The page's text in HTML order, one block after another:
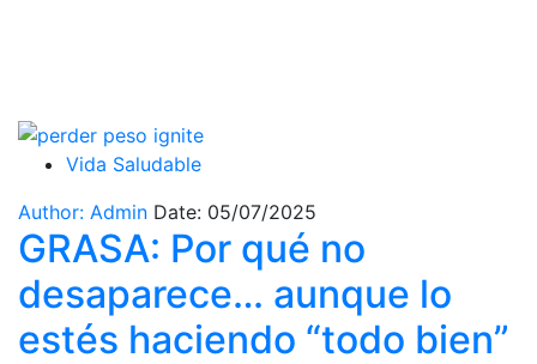
Vida Saludable
Author: Admin Date: 05/07/2025
GRASA: Por qué no
desaparece… aunque lo
estés haciendo “todo bien”